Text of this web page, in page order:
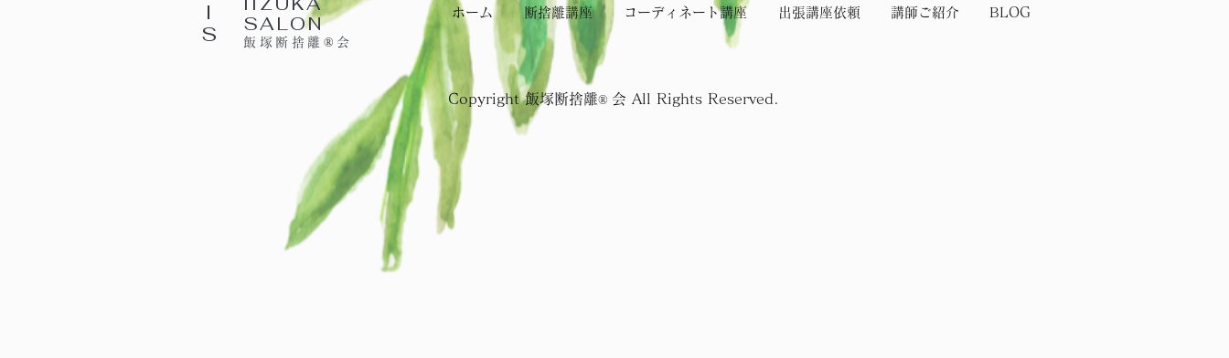
I
S
SALON
飯塚断捨離®会
ホーム 断捨離講座 コーディネート講座 出張講座依頼 講師ご紹介 BLOG
Copyright 飯塚断捨離® 会 All Rights Reserved.